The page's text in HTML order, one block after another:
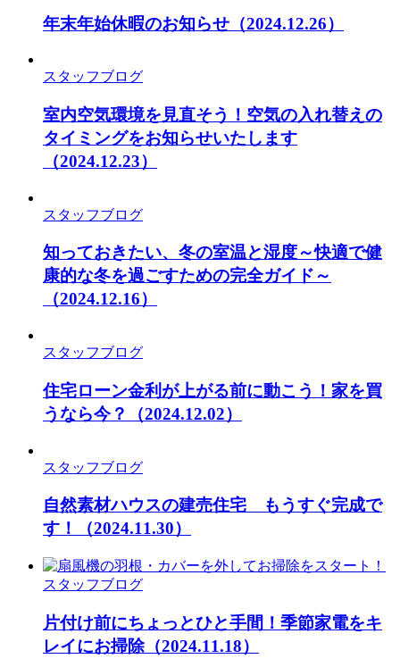
年末年始休暇のお知らせ （2024.12.26）
スタッフブログ
室内空気環境を見直そう！空気の入れ替えの
タイミングをお知らせいたします
（2024.12.23）
スタッフブログ
知っておきたい、冬の室温と湿度～快適で健
康的な冬を過ごすための完全ガイド～
（2024.12.16）
スタッフブログ
住宅ローン金利が上がる前に動こう！家を買
うなら今？
（2024.12.02）
スタッフブログ
自然素材ハウスの建売住宅 もうすぐ完成で
す！
（2024.11.30）
スタッフブログ
片付け前にちょっとひと手間！季節家電をキ
レイにお掃除（2024.11.18）